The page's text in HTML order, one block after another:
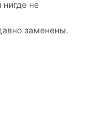
нигде не
заменены.